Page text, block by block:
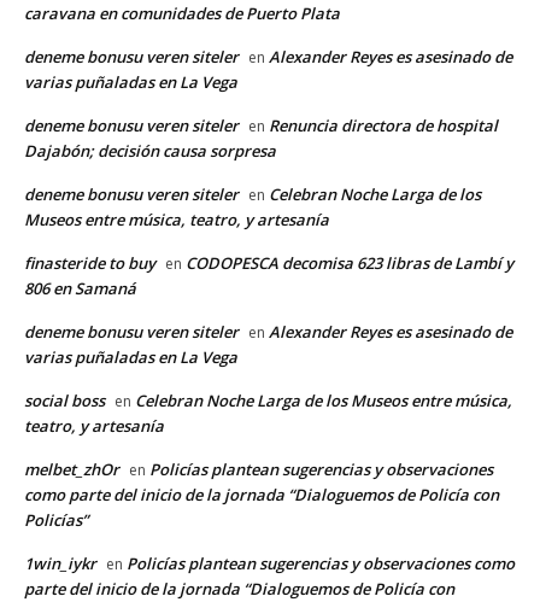
caravana en comunidades de Puerto Plata
deneme bonusu veren siteler en Alexander Reyes es asesinado de
varias puñaladas en La Vega
deneme bonusu veren siteler en Renuncia directora de hospital
Dajabón; decisión causa sorpresa
deneme bonusu veren siteler en Celebran Noche Larga de los
Museos entre música, teatro, y artesanía
finasteride to buy en CODOPESCA decomisa 623 libras de Lambí y
806 en Samaná
deneme bonusu veren siteler en Alexander Reyes es asesinado de
varias puñaladas en La Vega
social boss en Celebran Noche Larga de los Museos entre música,
teatro, y artesanía
melbet_zhOr en Policías plantean sugerencias y observaciones
como parte del inicio de la jornada “Dialoguemos de Policía con
Policías”
1win_iykr en Policías plantean sugerencias y observaciones como
parte del inicio de la jornada “Dialoguemos de Policía con